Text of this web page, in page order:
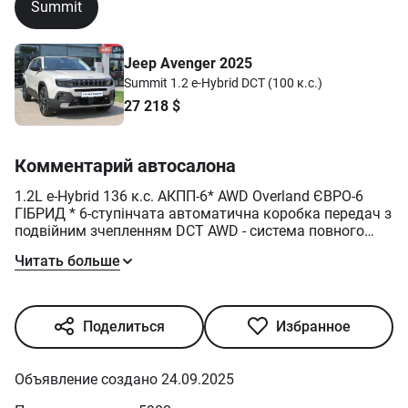
Summit
Jeep Avenger 2025
Summit 1.2 e-Hybrid DCT (100 к.с.)
27 218 $
Комментарий автосалона
1.2L e-Hybrid 136 к.с. АКПП-6* AWD Overland ЄВРО-6
ГІБРИД * 6-ступінчата автоматична коробка передач з
подвійним зчепленням DCT AWD - система повного
Пакет "Розважальний":
Система безключового доступу
Навігація
Система розпізнавання дорожніх знаків з
відображенням в Навігації
Легкосплавні колісні диски 17" чорного кольору, шини
215/60 R17 Система Selec-Terrain (електронна система
Читать больше
Поделиться Избранное
Объявление создано 24.09.2025